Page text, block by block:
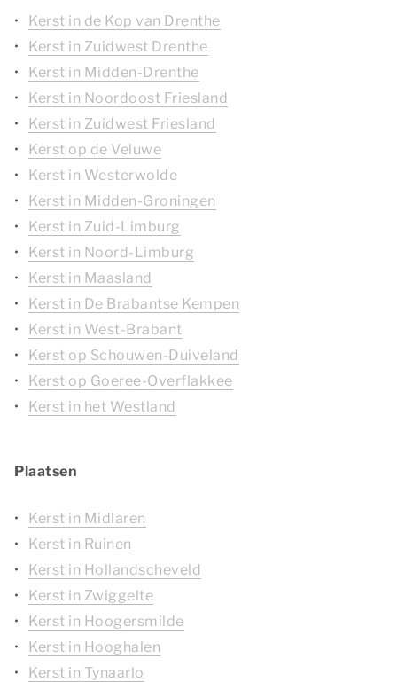
Kerst in de Kop van Drenthe
Kerst in Zuidwest Drenthe
Kerst in Midden-Drenthe
Kerst in Noordoost Friesland
Kerst in Zuidwest Friesland
Kerst op de Veluwe
Kerst in Westerwolde
Kerst in Midden-Groningen
Kerst in Zuid-Limburg
Kerst in Noord-Limburg
Kerst in Maasland
Kerst in De Brabantse Kempen
Kerst in West-Brabant
Kerst op Schouwen-Duiveland
Kerst op Goeree-Overflakkee
Kerst in het Westland
Plaatsen
Kerst in Midlaren
Kerst in Ruinen
Kerst in Hollandscheveld
Kerst in Zwiggelte
Kerst in Hoogersmilde
Kerst in Hooghalen
Kerst in Tynaarlo